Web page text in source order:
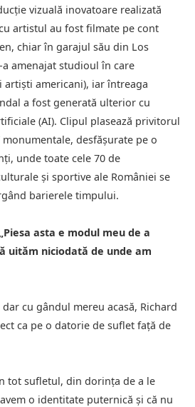
vizuală inovatoare realizată
artistul au fost filmate pe cont
chiar în garajul său din Los
amenajat studioul în care
artiști americani), iar întreaga
a fost generată ulterior cu
(AI). Clipul plasează privitorul
desfășurate pe o
unde toate cele 70 de
și sportive ale României se
barierele timpului.
asta e modul meu de a
uităm niciodată de unde am
cu gândul mereu acasă, Richard
ca pe o datorie de suflet față de
tot sufletul, din dorința de a le
o identitate puternică și că nu